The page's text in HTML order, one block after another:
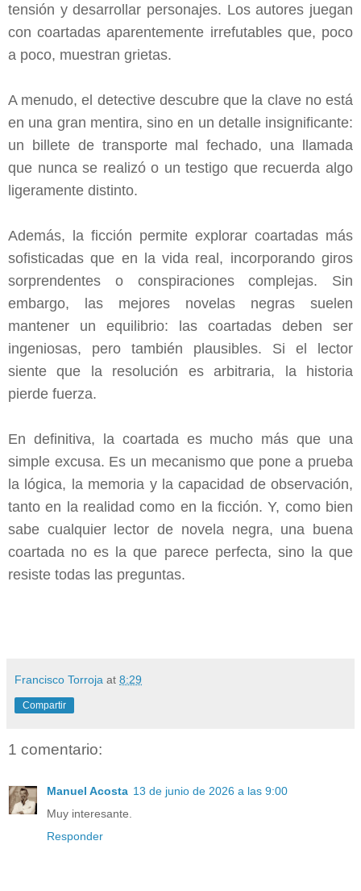
tensión y desarrollar personajes. Los autores juegan
con coartadas aparentemente irrefutables que, poco
a poco, muestran grietas.
A menudo, el detective descubre que la clave no está
en una gran mentira, sino en un detalle insignificante:
un billete de transporte mal fechado, una llamada
que nunca se realizó o un testigo que recuerda algo
ligeramente distinto.
Además, la ficción permite explorar coartadas más
sofisticadas que en la vida real, incorporando giros
sorprendentes o conspiraciones complejas. Sin
embargo, las mejores novelas negras suelen
mantener un equilibrio: las coartadas deben ser
ingeniosas, pero también plausibles. Si el lector
siente que la resolución es arbitraria, la historia
pierde fuerza.
En definitiva, la coartada es mucho más que una
simple excusa. Es un mecanismo que pone a prueba
la lógica, la memoria y la capacidad de observación,
tanto en la realidad como en la ficción. Y, como bien
sabe cualquier lector de novela negra, una buena
coartada no es la que parece perfecta, sino la que
resiste todas las preguntas.
Francisco Torroja at 8:29
Compartir
1 comentario:
Manuel Acosta 13 de junio de 2026 a las 9:00
Muy interesante.
Responder